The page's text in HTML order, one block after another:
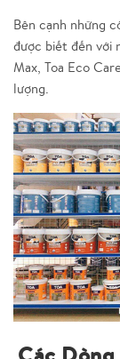
Bên cạnh những
được biết đến với
Max, Toa Eco
lượng.